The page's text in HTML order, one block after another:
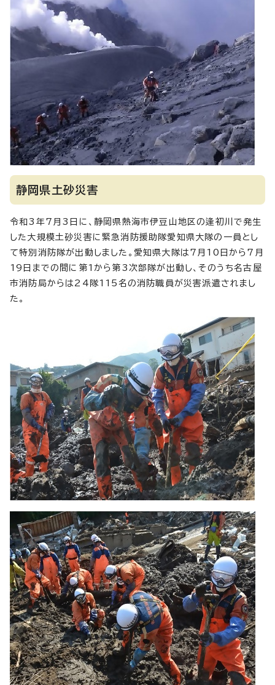
静岡県土砂災害
令和3年7月3日に、静岡県熱海市伊豆山地区の逢初川で発生
した大規模土砂災害に緊急消防援助隊愛知県大隊の一員とし
て特別消防隊が出動しました。愛知県大隊は7月10日から7月
19日までの間に第1から第3次部隊が出動し、そのうち名古屋
市消防局からは24隊115名の消防職員が災害派遣されまし
た。